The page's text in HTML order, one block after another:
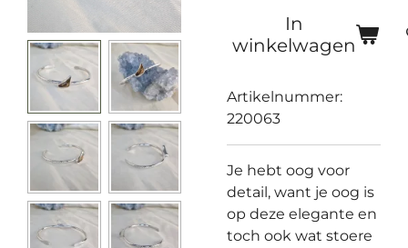
In
winkelwagen
Artikelnummer:
220063
Je hebt oog voor
detail, want je oog is
op deze elegante en
toch ook wat stoere